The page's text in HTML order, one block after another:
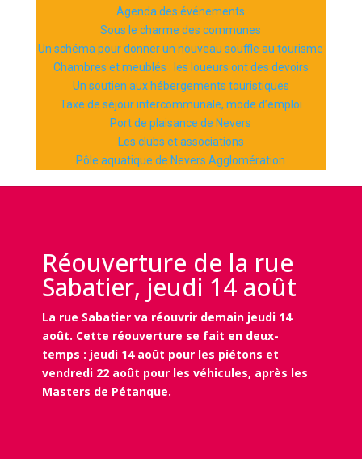
Agenda des événements
Sous le charme des communes
Un schéma pour donner un nouveau souffle au tourisme
Chambres et meublés : les loueurs ont des devoirs
Un soutien aux hébergements touristiques
Taxe de séjour intercommunale, mode d’emploi
Port de plaisance de Nevers
Les clubs et associations
Pôle aquatique de Nevers Agglomération
Réouverture de la rue
Sabatier, jeudi 14 août
La rue Sabatier va réouvrir demain jeudi 14
août. Cette réouverture se fait en deux-
temps : jeudi 14 août pour les piétons et
vendredi 22 août pour les véhicules, après les
Masters de Pétanque.